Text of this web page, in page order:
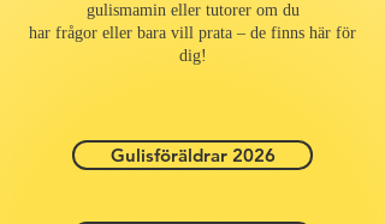
gulismamin eller tutorer om du
har frågor eller bara vill prata – de finns här för
dig!
Gulisföräldrar 2026